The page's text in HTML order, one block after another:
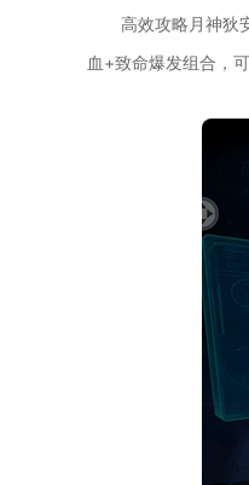
高效攻略月神狄
血+致命爆发组合，